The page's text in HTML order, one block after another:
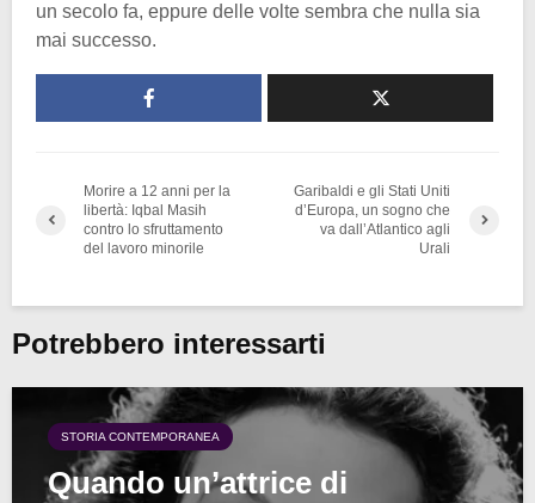
un secolo fa, eppure delle volte sembra che nulla sia
mai successo.
Morire a 12 anni per la
libertà: Iqbal Masih
contro lo sfruttamento
del lavoro minorile
Garibaldi e gli Stati Uniti
d’Europa, un sogno che
va dall’Atlantico agli
Urali
Potrebbero interessarti
STORIA CONTEMPORANEA
Quando un’attrice di